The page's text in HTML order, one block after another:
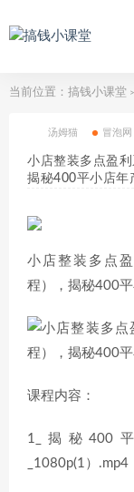
当前位置： 搞钱小课堂 >
汤姆猫 冒泡网
小店整装多点盈
揭秘400平小店年
小店整装多点
程），揭秘400
课程内容：
1_揭秘400
_1080p(1）.mp4